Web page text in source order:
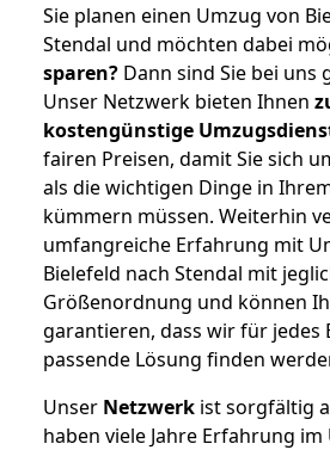
Sie planen einen Umzug von
Stendal und möchten dabei
sparen? Dann sind Sie bei uns
Unser Netzwerk bieten Ihnen
kostengünstige
fairen Preisen, damit Sie sich
als die wichtigen Dinge in
kümmern müssen. Weiterhin
umfangreiche Erfahrung mit
Bielefeld nach Stendal mit
Größenordnung und können
garantieren, dass wir für jedes
passende Lösung finden
Unser Netzwerk ist sorgfältig
haben viele Jahre Erfahrung